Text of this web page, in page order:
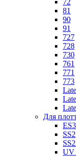
72
81
90
91
727
728
730
761
771
773
Для
ES3
SS2
UV